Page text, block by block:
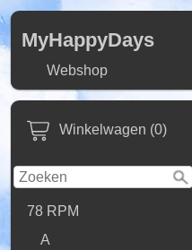
MyHappyDays
Webshop
Winkelwagen (0)
78 RPM
A